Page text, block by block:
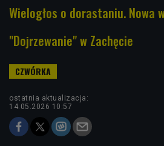
Wielogłos o dorastaniu. Nowa
"Dojrzewanie" w Zachęcie
ostatnia aktualizacja:
14.05.2026 10:57